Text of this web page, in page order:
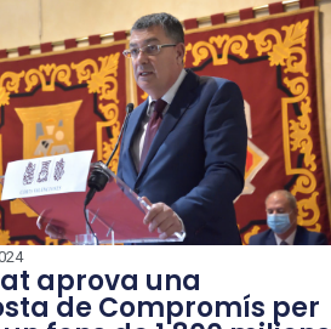
aprova una
de Compromís per